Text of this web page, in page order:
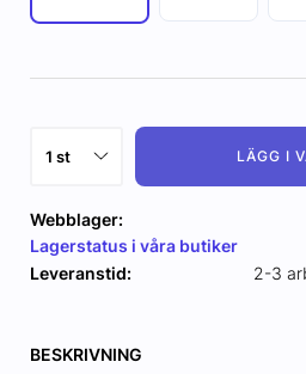
LÄGG I
Webblager:
Lagerstatus i våra butiker
Leveranstid:
2-3
BESKRIVNING